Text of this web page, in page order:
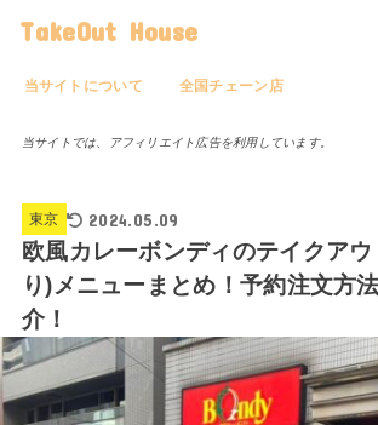
TakeOut House
当サイトについて 全国チェーン店
当サイトでは、アフィリエイト広告を利用しています。
東京 2024.05.09
欧風カレーボンディのテイクア
り)メニューまとめ！予約注文方
介！